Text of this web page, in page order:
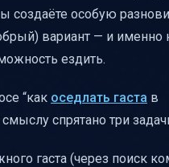
создаёте особую
вариант — и именно
ездить.
“как оседлать гаста в
спрятано три
гаста (через поиск